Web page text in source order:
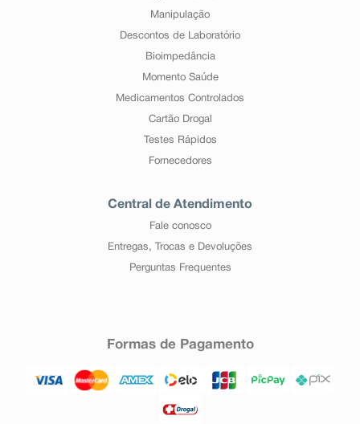
Manipulação
Descontos de Laboratório
Bioimpedância
Momento Saúde
Medicamentos Controlados
Cartão Drogal
Testes Rápidos
Fornecedores
Central de Atendimento
Fale conosco
Entregas, Trocas e Devoluções
Perguntas Frequentes
Formas de Pagamento